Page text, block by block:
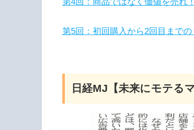
第5回：初回購入から2回目まで
日経MJ【未来にモテる